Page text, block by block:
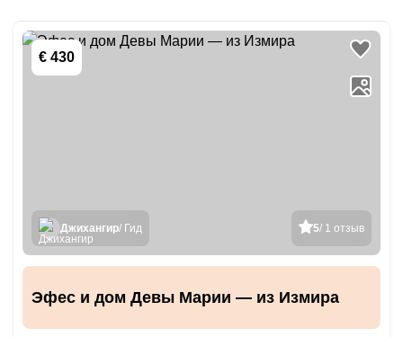
€ 430
5/ 1 отзыв
Джихангир/ Гид
Эфес и дом Девы Марии — из Измира